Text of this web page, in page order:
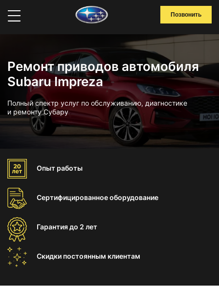
Позвонить
Ремонт приводов автомобиля
Subaru Impreza
Полный спектр услуг по обслуживанию, диагностике
и ремонту Субару
Опыт работы
Сертифицированноеоборудование
Гарантиядо 2 лет
Скидки постоянным клиентам